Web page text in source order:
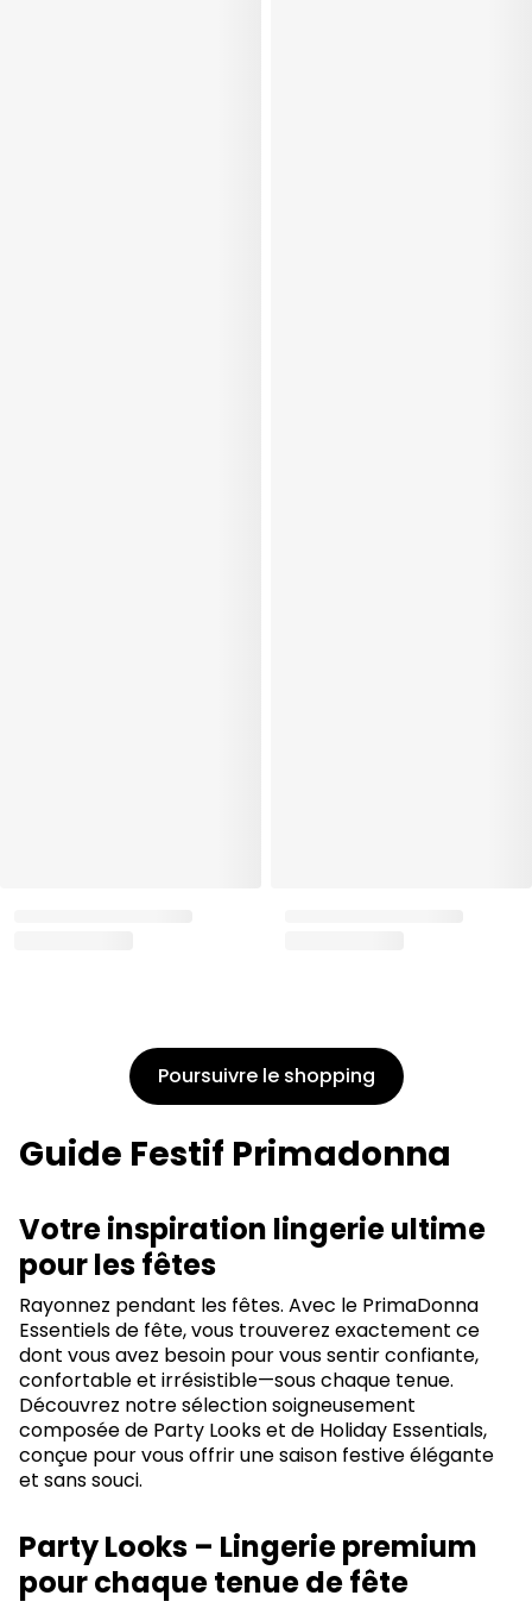
Poursuivre le shopping
Guide Festif Primadonna
Votre inspiration lingerie ultime
pour les fêtes
Rayonnez pendant les fêtes. Avec le PrimaDonna
Essentiels de fête, vous trouverez exactement ce
dont vous avez besoin pour vous sentir confiante,
confortable et irrésistible—sous chaque tenue.
Découvrez notre sélection soigneusement
composée de Party Looks et de Holiday Essentials,
conçue pour vous offrir une saison festive élégante
et sans souci.
Party Looks – Lingerie premium
pour chaque tenue de fête